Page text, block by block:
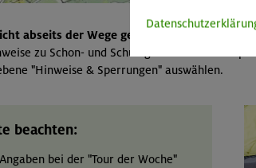
abseits der Wege gehen!
zu Schon- und Schutzgebieten in den
"Hinweise & Sperrungen" auswählen.
beachten:
bei der "Tour der Woche"